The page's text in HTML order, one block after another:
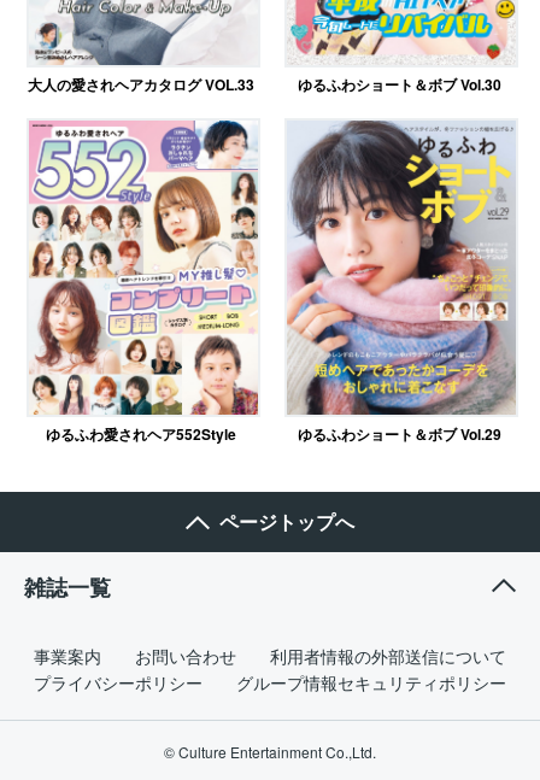
大人の愛されヘアカタログ VOL.33 ゆるふわショート＆ボブ Vol.30
ゆるふわ愛されヘア552Style ゆるふわショート＆ボブ Vol.29
ページトップへ
雑誌一覧
事業案内 お問い合わせ
利用者情報の外部送信について
プライバシーポリシー
グループ情報セキュリティポリシー
© Culture Entertainment Co.,Ltd.